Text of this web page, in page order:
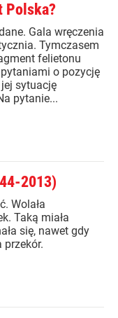
Polska?
Gala wręczenia
Tymczasem
felietonu
o pozycję
sytuację
pytanie...
2013)
Wolała
Taką miała
się, nawet gdy
przekór.